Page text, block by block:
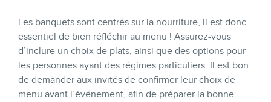
Les banquets sont centrés sur la nourriture, il est donc
essentiel de bien réfléchir au menu ! Assurez-vous
d’inclure un choix de plats, ainsi que des options pour
les personnes ayant des régimes particuliers. Il est bon
de demander aux invités de confirmer leur choix de
menu avant l’événement, afin de préparer la bonne